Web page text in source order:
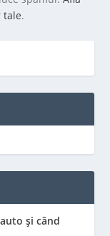
tale.
și când